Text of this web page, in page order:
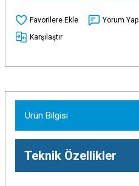
Yorum Yap
Karşılaştır
Ürün Bilgisi
Teknik Özellikler